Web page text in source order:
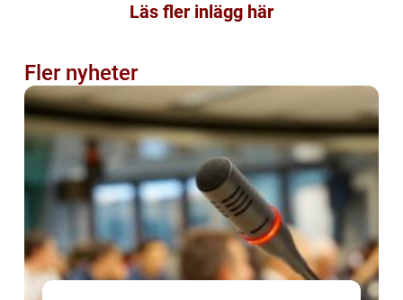
Läs fler inlägg här
Fler nyheter